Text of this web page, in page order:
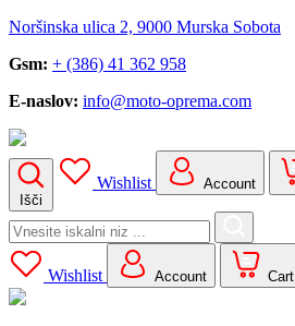
Noršinska ulica 2, 9000 Murska Sobota
Gsm: + (386) 41 362 958
E-naslov: info@moto-oprema.com
Išči
Wishlist Account
Search
for:
Wishlist
Account Cart